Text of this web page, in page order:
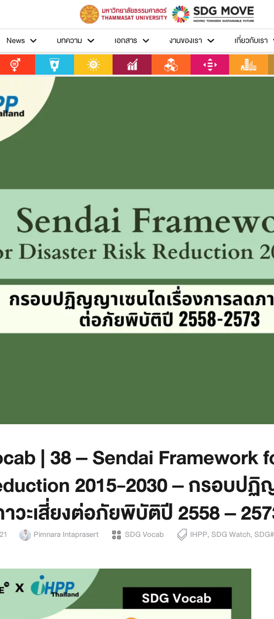
News บทความ เอกสาร งานของเรา เกี่ยวกับเรา
| 38 – Sendai Framework
2015-2030 – กรอบปฏิ
วะเสี่ยงต่อภัยพิบัติปี 2558 –
Pimnara Intaprasert SDG Vocab IHPP, SDG Watch,